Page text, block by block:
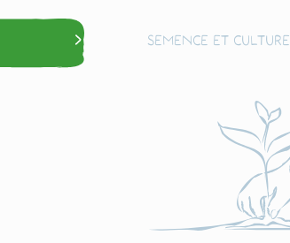
Semence et culture